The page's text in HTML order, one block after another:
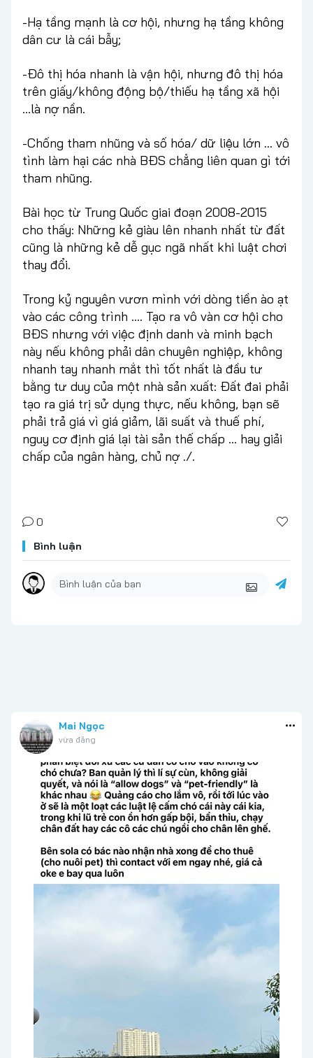
-Hạ tầng mạnh là cơ hội, nhưng hạ tầng không
dân cư là cái bẫy;
-Đô thị hóa nhanh là vận hội, nhưng đô thị hóa
trên giấy/không động bộ/thiếu hạ tầng xã hội
…là nợ nần.
-Chống tham nhũng và số hóa/ dữ liệu lớn … vô
tình làm hại các nhà BĐS chẳng liên quan gì tới
tham nhũng.
Bài học từ Trung Quốc giai đoạn 2008-2015
cho thấy: Những kẻ giàu lên nhanh nhất từ đất
cũng là những kẻ dễ gục ngã nhất khi luật chơi
thay đổi.
Trong kỷ nguyên vươn mình với dòng tiền ào ạt
vào các công trình …. Tạo ra vô vàn cơ hội cho
BĐS nhưng với việc định danh và minh bạch
này nếu không phải dân chuyên nghiệp, không
nhanh tay nhanh mắt thì tốt nhất là đầu tư
bằng tư duy của một nhà sản xuất: Đất đai phải
tạo ra giá trị sử dụng thực, nếu không, bạn sẽ
phải trả giá vì giá giảm, lãi suất và thuế phí,
nguy cơ định giá lại tài sản thế chấp … hay giải
chấp của ngân hàng, chủ nợ ./.
0
Bình luận
Mai Ngọc
vừa đăng